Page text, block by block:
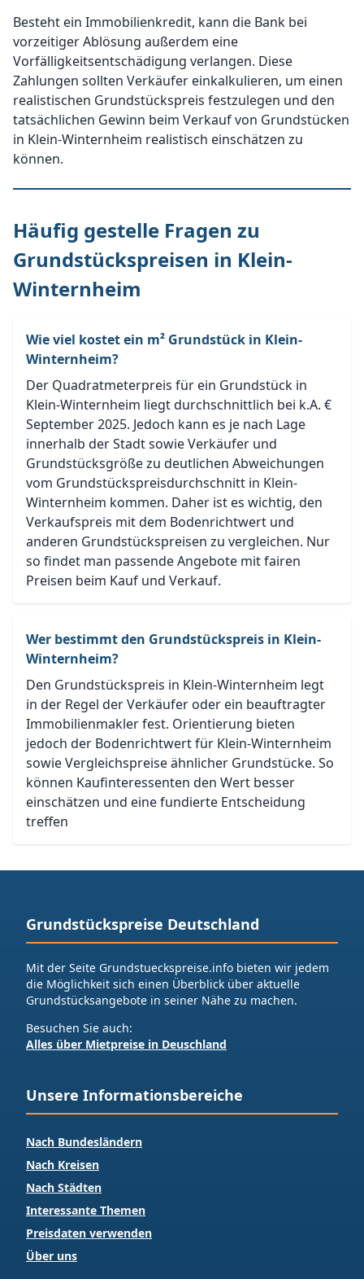
Besteht ein Immobilienkredit, kann die Bank bei
vorzeitiger Ablösung außerdem eine
Vorfälligkeitsentschädigung verlangen. Diese
Zahlungen sollten Verkäufer einkalkulieren, um einen
realistischen Grundstückspreis festzulegen und den
tatsächlichen Gewinn beim Verkauf von Grundstücken
in Klein-Winternheim realistisch einschätzen zu
können.
Häufig gestelle Fragen zu
Grundstückspreisen in Klein-
Winternheim
Wie viel kostet ein m² Grundstück in Klein-
Winternheim?
Der Quadratmeterpreis für ein Grundstück in
Klein-Winternheim liegt durchschnittlich bei k.A. €
September 2025. Jedoch kann es je nach Lage
innerhalb der Stadt sowie Verkäufer und
Grundstücksgröße zu deutlichen Abweichungen
vom Grundstückspreisdurchschnitt in Klein-
Winternheim kommen. Daher ist es wichtig, den
Verkaufspreis mit dem Bodenrichtwert und
anderen Grundstückspreisen zu vergleichen. Nur
so findet man passende Angebote mit fairen
Preisen beim Kauf und Verkauf.
Wer bestimmt den Grundstückspreis in Klein-
Winternheim?
Den Grundstückspreis in Klein-Winternheim legt
in der Regel der Verkäufer oder ein beauftragter
Immobilienmakler fest. Orientierung bieten
jedoch der Bodenrichtwert für Klein-Winternheim
sowie Vergleichspreise ähnlicher Grundstücke. So
können Kaufinteressenten den Wert besser
einschätzen und eine fundierte Entscheidung
treffen
Grundstückspreise Deutschland
Mit der Seite Grundstueckspreise.info bieten wir jedem
die Möglichkeit sich einen Überblick über aktuelle
Grundstücksangebote in seiner Nähe zu machen.
Besuchen Sie auch:
Alles über Mietpreise in Deuschland
Unsere Informationsbereiche
Nach Bundesländern
Nach Kreisen
Nach Städten
Interessante Themen
Preisdaten verwenden
Über uns